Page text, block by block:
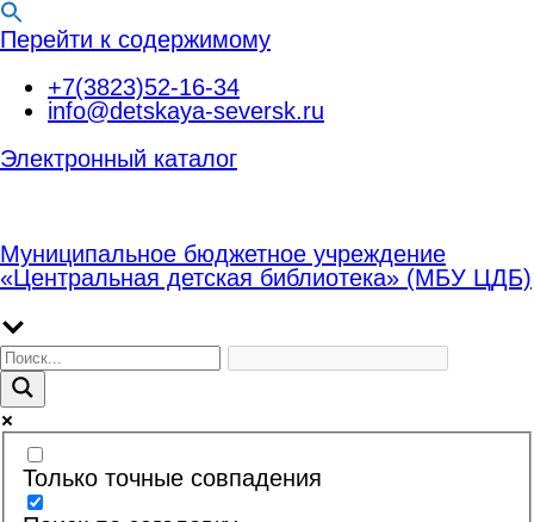
Перейти к содержимому
+7(3823)52-16-34
info@detskaya-seversk.ru
Электронный каталог
Муниципальное бюджетное учреждение
«Центральная детская библиотека» (МБУ ЦДБ)
Только точные совпадения